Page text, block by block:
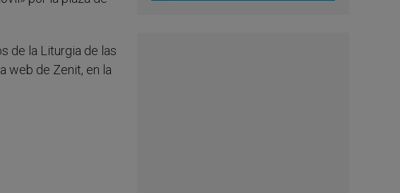
de la Liturgia de las
web de Zenit, en la